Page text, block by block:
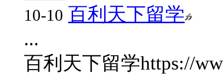
10-10 百利天下留学
...
百利天下留学https://